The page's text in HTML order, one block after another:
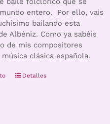
entero. Por ello, vais
bailando esta
Albéniz. Como ya sabéis
de mis compositores
clásica española.
Detalles